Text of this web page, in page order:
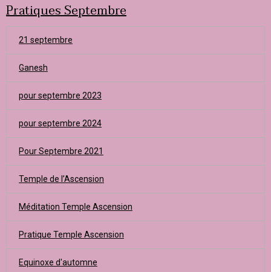
Pratiques Septembre
21 septembre
Ganesh
pour septembre 2023
pour septembre 2024
Pour Septembre 2021
Temple de l’Ascension
Méditation Temple Ascension
Pratique Temple Ascension
Equinoxe d'automne